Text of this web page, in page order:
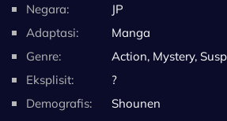
Sayangnya, rasa penasarannya
dirinya dan dia menggunakan
sekali lagi. Saat aplikasi tampak
pertarungan biasa, Kaname
lega dan memutuskan untuk
Negara:
JP
Adaptasi:
Manga
Genre:
Action, Mystery,
Eksplisit:
?
Demografis:
Shounen